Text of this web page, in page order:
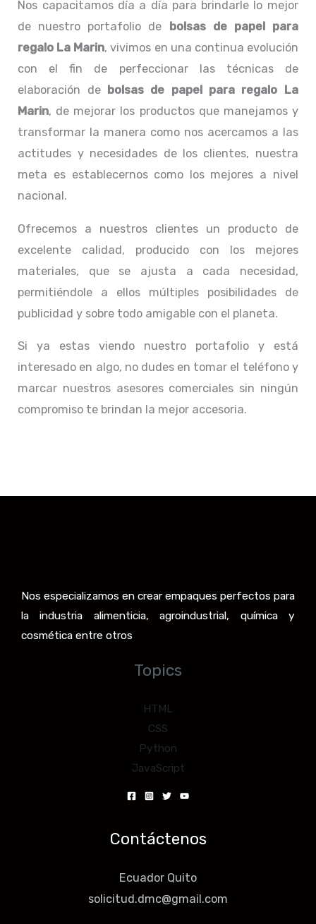
Nos capacitamos día a día para brindarle lo mejor
de nuestro portafolio de
bolsas de papel para
regalo La Marin, vivimos en una continua evolución
con el fin de perfeccionar las técnicas de
elaboración de
bolsas de papel para regalo La
Marin, de mejorar los productos que manejamos y
transformar la manera como nos acercamos a las
actitudes y necesidades de los clientes, nuestra
meta es establecernos como los mejores a nivel
nacional.
Ofrecemos a nuestros clientes un producto de
excelente calidad, producido con los mejores
materiales, que se ajusta a cada necesidad,
permitiéndole a ellos múltiples posibilidades de
publicidad y sobre todo amigable con el planeta.
Si ya estas viendo nuestro portafolio y está
interesado en algo, no dudes en tomar el teléfono y
marcar nuestros asesores comerciales sin ningún
compromiso te brindan la mejor accesoria.
Nos especializamos en crear empaques perfectos para
la industria alimenticia, agroindustrial, química y
cosmética entre otros
Topics
HTML
CSS
Python
JavaScript
Contáctenos
Ecuador Quito
solicitud.dmc@gmail.com